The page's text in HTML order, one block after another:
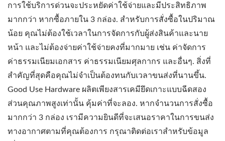
การใช้บริการด่วนจะประหยัดค่าใช้จ่ายและมีประสิทธิภาพ
มากกว่า หากซื้อภายใน 3 กล่อง. สำหรับการสั่งซื้อในปริมาณ
น้อย คุณไม่ต้องใช้เวลาในการจัดการกับผู้ส่งสินค้าและนาย
หน้า และไม่ต้องจ่ายค่าใช้จ่ายคงที่มากมาย เช่น ค่าจัดการ
ค่าธรรมเนียมเอกสาร ค่าธรรมเนียมศุลกากร และอื่นๆ. สิ่งที่
สำคัญที่สุดคือคุณไม่จำเป็นต้องทนกับเวลาขนส่งที่นานขึ้น.
Good Use Hardware ผลิตเพียงสารเคมียึดเกาะแบบฉีดสอง
ส่วนคุณภาพสูงเท่านั้น คุ้มค่าที่จะลอง. หากจำนวนการสั่งซื้อ
มากกว่า 3 กล่อง เรามีความยินดีที่จะเสนอราคาในการขนส่ง
ทางอากาศตามที่คุณต้องการ กรุณาติดต่อเราสำหรับข้อมูล